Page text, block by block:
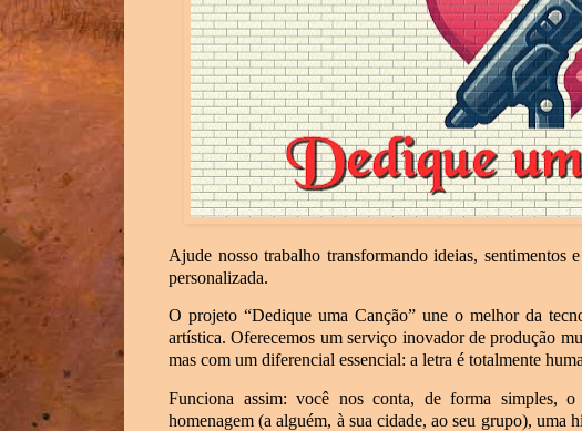
Ajude nosso trabalho transformando ideias,
personalizada.
O projeto “Dedique uma Canção” une o melhor da
artística. Oferecemos um serviço inovador de produção
mas com um diferencial essencial: a letra é totalmente
Funciona assim: você nos conta, de forma simples,
homenagem (a alguém, à sua cidade, ao seu grupo), uma